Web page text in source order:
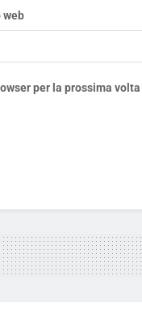
web
per la prossima